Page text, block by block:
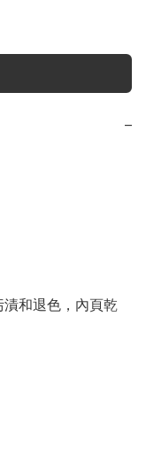
−
和退色，內頁乾